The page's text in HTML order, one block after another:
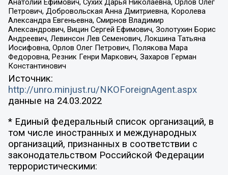
Анатолий Ефимович, Сухих Дарья Николаевна, Орлов Олег
Петрович, Добровольская Анна Дмитриевна, Королева
Александра Евгеньевна, Смирнов Владимир
Александрович, Вицин Сергей Ефимович, Золотухин Борис
Андреевич, Левинсон Лев Семенович, Локшина Татьяна
Иосифовна, Орлов Олег Петрович, Полякова Мара
Федоровна, Резник Генри Маркович, Захаров Герман
Константинович
Источник:
http://unro.minjust.ru/NKOForeignAgent.aspx
данные на 24.03.2022
* Единый федеральный список организаций, в
том числе иностранных и международных
организаций, признанных в соответствии с
законодательством Российской Федерации
террористическими: